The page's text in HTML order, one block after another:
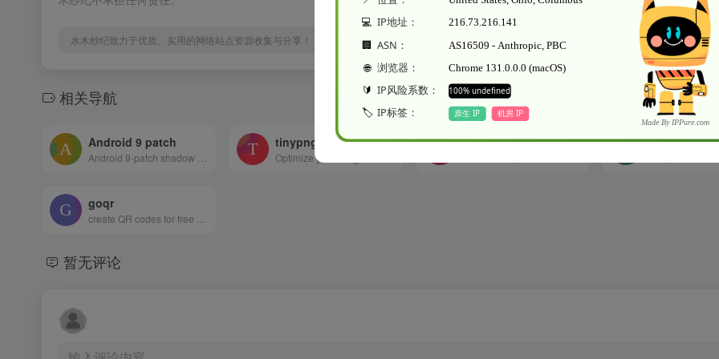
水木纱纪致力于优质、实用的网络站点资源收集与分享！ 本文地址https://www.woohong.com/sites/188.html转载
相关导航
Android 9 patch tinypng svgomg ezgif
goqr
暂无评论